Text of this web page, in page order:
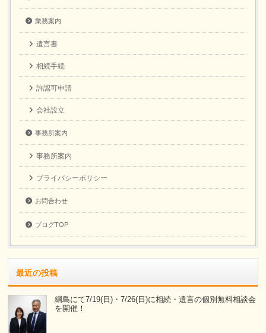
業務案内
遺言書
相続手続
許認可申請
会社設立
事務所案内
事務所案内
プライバシーポリシー
お問合わせ
ブログTOP
最近の投稿
綱島にて7/19(日)・7/26(日)に相続・遺言の個別無料相談会
を開催！